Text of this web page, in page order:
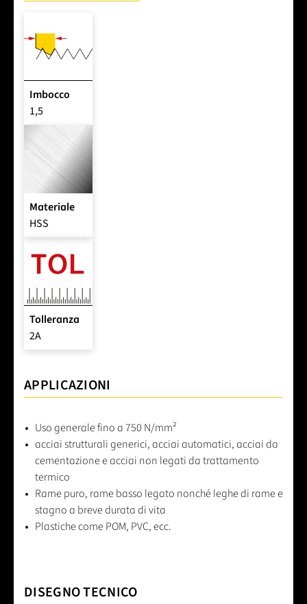
Imbocco
1,5
Materiale
HSS
Tolleranza
2A
APPLICAZIONI
Uso generale fino a 750 N/mm²
acciai strutturali generici, acciai automatici, acciai da
cementazione e acciai non legati da trattamento
termico
Rame puro, rame basso legato nonché leghe di rame e
stagno a breve durata di vita
Plastiche come POM, PVC, ecc.
DISEGNO TECNICO